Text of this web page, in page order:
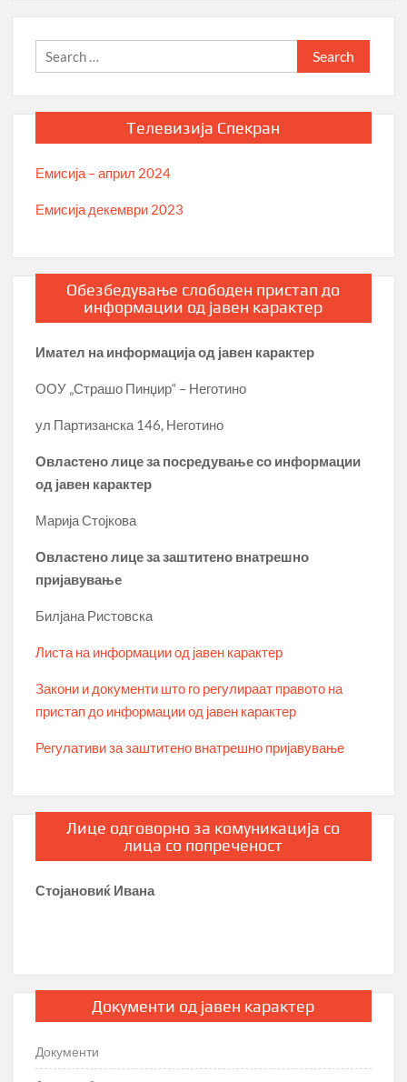
Search
for:
Телевизија Спекран
Емисија – април 2024
Емисија декември 2023
Обезбедување слободен пристап до
информации од јавен карактер
Имател на информација од јавен карактер
ООУ „Страшо Пинџир“ – Неготино
ул Партизанска 146, Неготино
Овластено лице за посредување со информации
од јавен карактер
Марија Стојкова
Овластено лице за заштитено внатрешно
пријавување
Билјана Ристовска
Листа на информации од јавен карактер
Закони и документи што го регулираат правото на
пристап до информации од јавен карактер
Регулативи за заштитено внатрешно пријавување
Лице одговорно за комуникација со
лица со попреченост
Стојановиќ Ивана
Документи од јавен карактер
Документи